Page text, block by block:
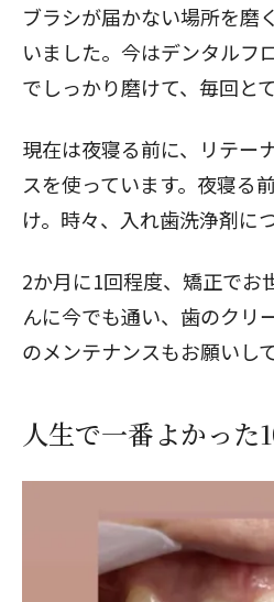
ブラシが届かない場所を磨
いました。今はデンタルフ
でしっかり磨けて、毎回と
現在は夜寝る前に、リテー
スを使っています。夜寝る
け。時々、入れ歯洗浄剤に
2か月に1回程度、矯正でお
んに今でも通い、歯のクリ
のメンテナンスもお願いし
人生で一番よかった